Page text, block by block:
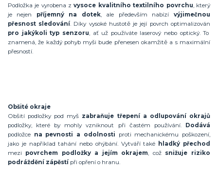
Podložka je vyrobena zvysoce kvalitního textilního povrchu, který
je nejen příjemný na dotek, ale především nabízí výjimečnou
přesnost sledování. Díky vysoké hustotě je její povrch optimalizován
pro jakýkoli typ senzoru, ať už používáte laserový nebo optický. To
znamená, že každý pohyb myši bude přenesen okamžitě a s maximální
přesností.
Obšité okraje
Obšití podložky pod myš zabraňuje třepení a odlupování okrajů
podložky, které by mohly vzniknout při častém používání. Dodává
podložce na pevnosti a odolnosti
proti mechanickému poškození,
jako je například tahání nebo ohýbání. Vytváří také hladký přechod
mezi povrchem podložky a jejím okrajem, což snižuje riziko
podráždění zápěstí při opření o hranu.